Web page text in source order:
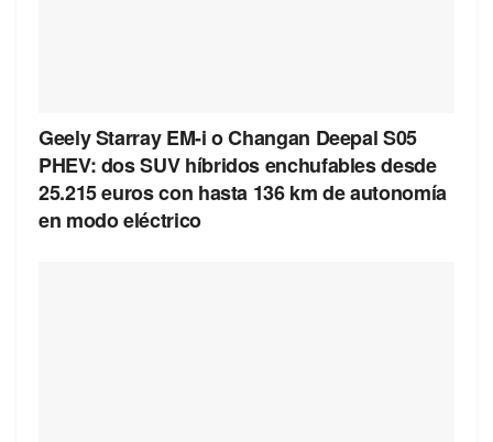
Geely Starray EM-i o Changan Deepal S05
PHEV: dos SUV híbridos enchufables desde
25.215 euros con hasta 136 km de autonomía
en modo eléctrico